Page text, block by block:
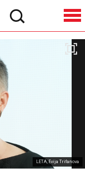
LETA, Evija Trifanova